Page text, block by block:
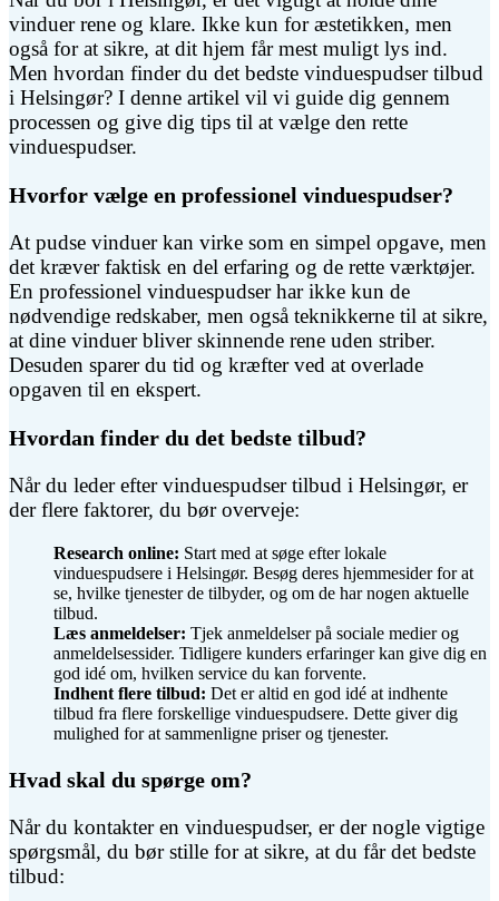
vinduer rene og klare. Ikke kun for æstetikken, men
også for at sikre, at dit hjem får mest muligt lys ind.
Men hvordan finder du det bedste vinduespudser tilbud
i Helsingør? I denne artikel vil vi guide dig gennem
processen og give dig tips til at vælge den rette
vinduespudser.
Hvorfor vælge en professionel vinduespudser?
At pudse vinduer kan virke som en simpel opgave, men
det kræver faktisk en del erfaring og de rette værktøjer.
En professionel vinduespudser har ikke kun de
nødvendige redskaber, men også teknikkerne til at sikre,
at dine vinduer bliver skinnende rene uden striber.
Desuden sparer du tid og kræfter ved at overlade
opgaven til en ekspert.
Hvordan finder du det bedste tilbud?
Når du leder efter vinduespudser tilbud i Helsingør, er
der flere faktorer, du bør overveje:
Research online: Start med at søge efter lokale
vinduespudsere i Helsingør. Besøg deres hjemmesider for at
se, hvilke tjenester de tilbyder, og om de har nogen aktuelle
tilbud.
Læs anmeldelser: Tjek anmeldelser på sociale medier og
anmeldelsessider. Tidligere kunders erfaringer kan give dig en
god idé om, hvilken service du kan forvente.
Indhent flere tilbud: Det er altid en god idé at indhente
tilbud fra flere forskellige vinduespudsere. Dette giver dig
mulighed for at sammenligne priser og tjenester.
Hvad skal du spørge om?
Når du kontakter en vinduespudser, er der nogle vigtige
spørgsmål, du bør stille for at sikre, at du får det bedste
tilbud: